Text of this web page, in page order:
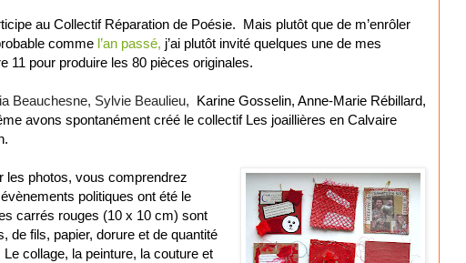
au Collectif Réparation de Poésie. Mais plutôt que de m’enrôler
comme l’an passé, j’ai plutôt invité quelques une de mes
11 pour produire les 80 pièces originales.
Beauchesne, Sylvie Beaulieu, Karine Gosselin, Anne-Marie Rébillard,
avons spontanément créé le collectif Les joaillières en Calvaire
photos, vous comprendrez
politiques ont été le
carrés rouges (10 x 10 cm) sont
de fils, papier, dorure et de quantité
collage, la peinture, la couture et